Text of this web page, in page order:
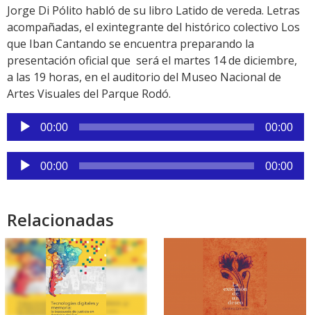
Link
Jorge Di Pólito habló de su libro Latido de vereda. Letras
acompañadas, el exintegrante del histórico colectivo Los
que Iban Cantando se encuentra preparando la
presentación oficial que será el martes 14 de diciembre,
a las 19 horas, en el auditorio del Museo Nacional de
Artes Visuales del Parque Rodó.
Reproductor
de
audio
00:00 00:00
Reproductor
de
00:00 00:00
Relacionadas